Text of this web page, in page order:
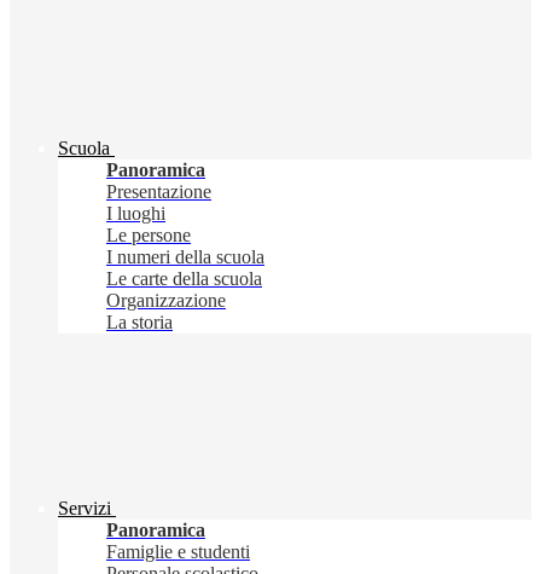
Scuola
Panoramica
Presentazione
I luoghi
Le persone
I numeri della scuola
Le carte della scuola
Organizzazione
La storia
Servizi
Panoramica
Famiglie e studenti